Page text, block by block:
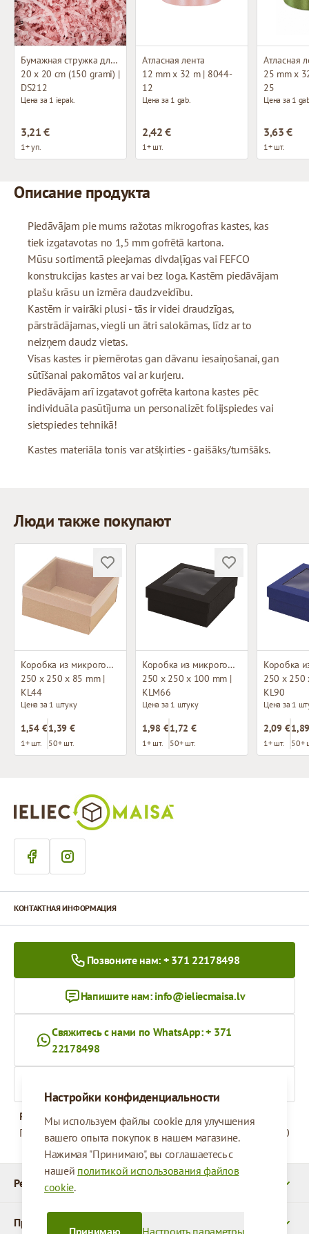
Бумажная стружка для декорирования
20 x 20 cm (150 grami) |
DS212
Цена за 1 iepak.
3,21 €
1+ уп.
Атласная лента
12 mm x 32 m | 8044-
12
Цена за 1 gab.
2,42 €
1+ шт.
Атласная
25 mm x
25
Цена за 1
3,63 €
1+ шт.
Описание продукта
Piedāvājam pie mums ražotas mikrogofras kastes, kas
tiek izgatavotas no 1,5 mm gofrētā kartona.
Mūsu sortimentā pieejamas divdaļīgas vai FEFCO
konstrukcijas kastes ar vai bez loga. Kastēm piedāvājam
plašu krāsu un izmēra daudzveidību.
Kastēm ir vairāki plusi - tās ir videi draudzīgas,
pārstrādājamas, viegli un ātri salokāmas, līdz ar to
neizņem daudz vietas.
Visas kastes ir piemērotas gan dāvanu iesaiņošanai, gan
sūtīšanai pakomātos vai ar kurjeru.
Piedāvājam arī izgatavot gofrēta kartona kastes pēc
individuāla pasūtījuma un personalizēt folijspiedes vai
sietspiedes tehnikā!
Kastes materiāla tonis var atšķirties - gaišāks/tumšāks.
Люди также покупают
Коробка из микрогофрокартона с окном
250 x 250 x 85 mm |
KL44
Цена за 1 штуку
1,54 €
1+ шт.
1,39 €
50+ шт.
Коробка из микрогофрокартона с окном
250 x 250 x 100 mm |
KLM66
Цена за 1 штуку
1,98 €
1+ шт.
1,72 €
50+ шт.
250 x 250
KL90
Цена за 1
2,09 €
1+ шт. 50+
Настройки конфиденциальности
Мы используем файлы cookie для улучшения
вашего опыта покупок в нашем магазине.
Нажимая "Принимаю", вы соглашаетесь с
нашей политикой использования файлов
cookie.
Настроить параметры
Принимаю
Реквизиты
Продукты
КОНТАКТНАЯ ИНФОРМАЦИЯ
Позвоните нам: + 371 22178498
Напишите нам: info@ieliecmaisa.lv
Свяжитесь с нами по WhatsApp: + 371
22178498
Рабочее время
Понедельник - Пятница
09:00 - 17:00